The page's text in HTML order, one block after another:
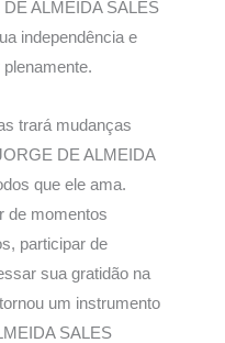
ALMEIDA SALES
independência e
trará mudanças
DE ALMEIDA
que ele ama.
de momentos
participar de
sua gratidão na
um instrumento
SALES